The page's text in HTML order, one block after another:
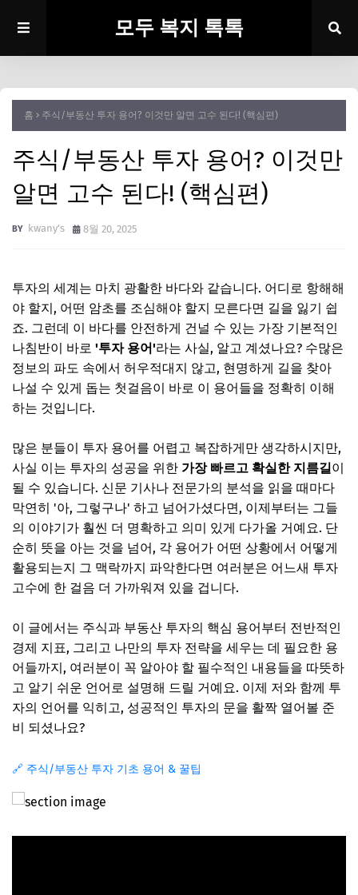
모두 복지 톡톡
홈 주식/부동산 투자 용어? 이것만 알면 고수 된다! (핵심편)
주식/부동산 투자 용어? 이것만
알면 고수 된다! (핵심편)
kwany's 8월 20, 2025
투자의 세계는 마치 광활한 바다와 같습니다. 어디로 항해해
야 할지, 어떤 암초를 조심해야 할지 모른다면 길을 잃기 쉽
죠. 그런데 이 바다를 안전하게 건널 수 있는 가장 기본적인
나침반이 바로 '투자 용어'라는 사실, 알고 계셨나요? 수많은
정보의 파도 속에서 허우적대지 않고, 현명하게 길을 찾아
나설 수 있게 돕는 첫걸음이 바로 이 용어들을 정확히 이해
하는 것입니다.
많은 분들이 투자 용어를 어렵고 복잡하게만 생각하시지만,
사실 이는 투자의 성공을 위한 가장 빠르고 확실한 지름길이
될 수 있습니다. 신문 기사나 전문가의 분석을 읽을 때마다
막연히 '아, 그렇구나' 하고 넘어가셨다면, 이제부터는 그들
의 이야기가 훨씬 더 명확하고 의미 있게 다가올 거예요. 단
순히 뜻을 아는 것을 넘어, 각 용어가 어떤 상황에서 어떻게
활용되는지 그 맥락까지 파악한다면 여러분은 어느새 투자
고수에 한 걸음 더 가까워져 있을 겁니다.
이 글에서는 주식과 부동산 투자의 핵심 용어부터 전반적인
경제 지표, 그리고 나만의 투자 전략을 세우는 데 필요한 용
어들까지, 여러분이 꼭 알아야 할 필수적인 내용들을 따뜻하
고 알기 쉬운 언어로 설명해 드릴 거예요. 이제 저와 함께 투
자의 언어를 익히고, 성공적인 투자의 문을 활짝 열어볼 준
비 되셨나요?
🔗 주식/부동산 투자 기초 용어 & 꿀팁